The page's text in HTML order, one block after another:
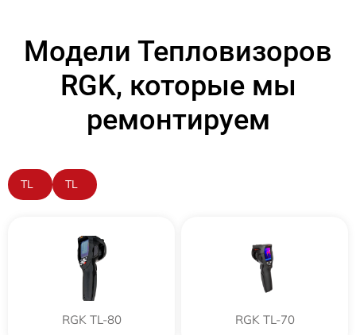
Модели Тепловизоров
RGK, которые мы
ремонтируем
TL TL
RGK TL-80 RGK TL-70